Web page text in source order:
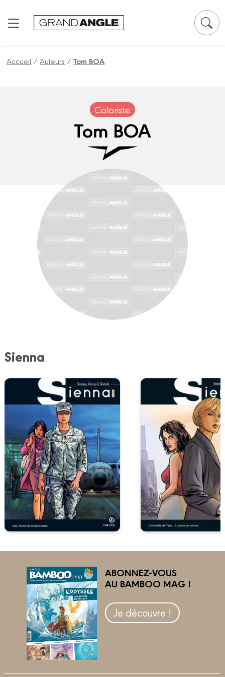
Accueil /Auteurs /Tom BOA
Coloriste
Tom BOA
Sienna
ABONNEZ-VOUS
AU BAMBOO MAG !
Je découvre !